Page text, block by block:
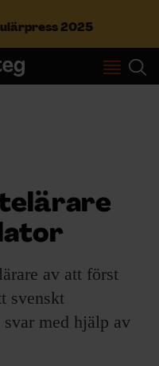
2025
av att först
svenskt
med hjälp av